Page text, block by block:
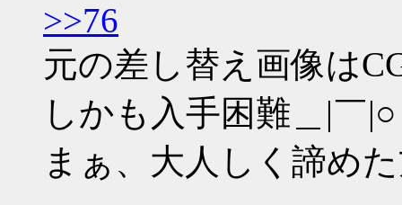
>>76
元の差し替え画像は
しかも入手困難＿|￣|○
まぁ、大人しく諦め